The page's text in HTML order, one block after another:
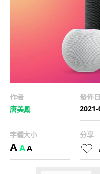
作者
唐美鳳
發佈
2021-
字體大小
AAA
分享